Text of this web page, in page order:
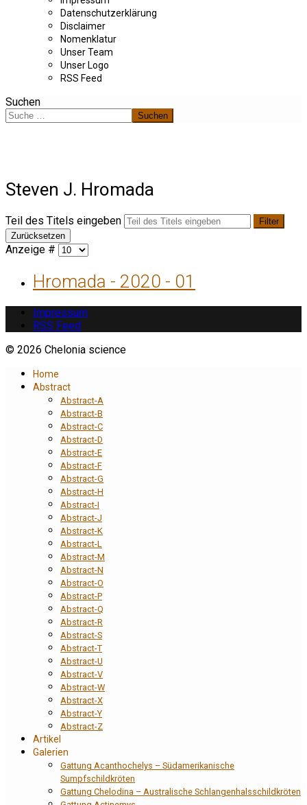
Datenschutzerklärung
Disclaimer
Nomenklatur
Unser Team
Unser Logo
RSS Feed
Suchen
Suchen
Steven J. Hromada
Teil des Titels eingeben
Filter
Zurücksetzen
Anzeige #
Hromada - 2020 - 01
Impressum
RSS Feed
© 2026 Chelonia science
Home
Abstract
Abstract-A
Abstract-B
Abstract-C
Abstract-D
Abstract-E
Abstract-F
Abstract-G
Abstract-H
Abstract-I
Abstract-J
Abstract-K
Abstract-L
Abstract-M
Abstract-N
Abstract-O
Abstract-P
Abstract-Q
Abstract-R
Abstract-S
Abstract-T
Abstract-U
Abstract-V
Abstract-W
Abstract-X
Abstract-Y
Abstract-Z
Artikel
Galerien
Gattung Acanthochelys – Südamerikanische
Sumpfschildkröten
Gattung Chelodina – Australische Schlangenhalsschildkröten